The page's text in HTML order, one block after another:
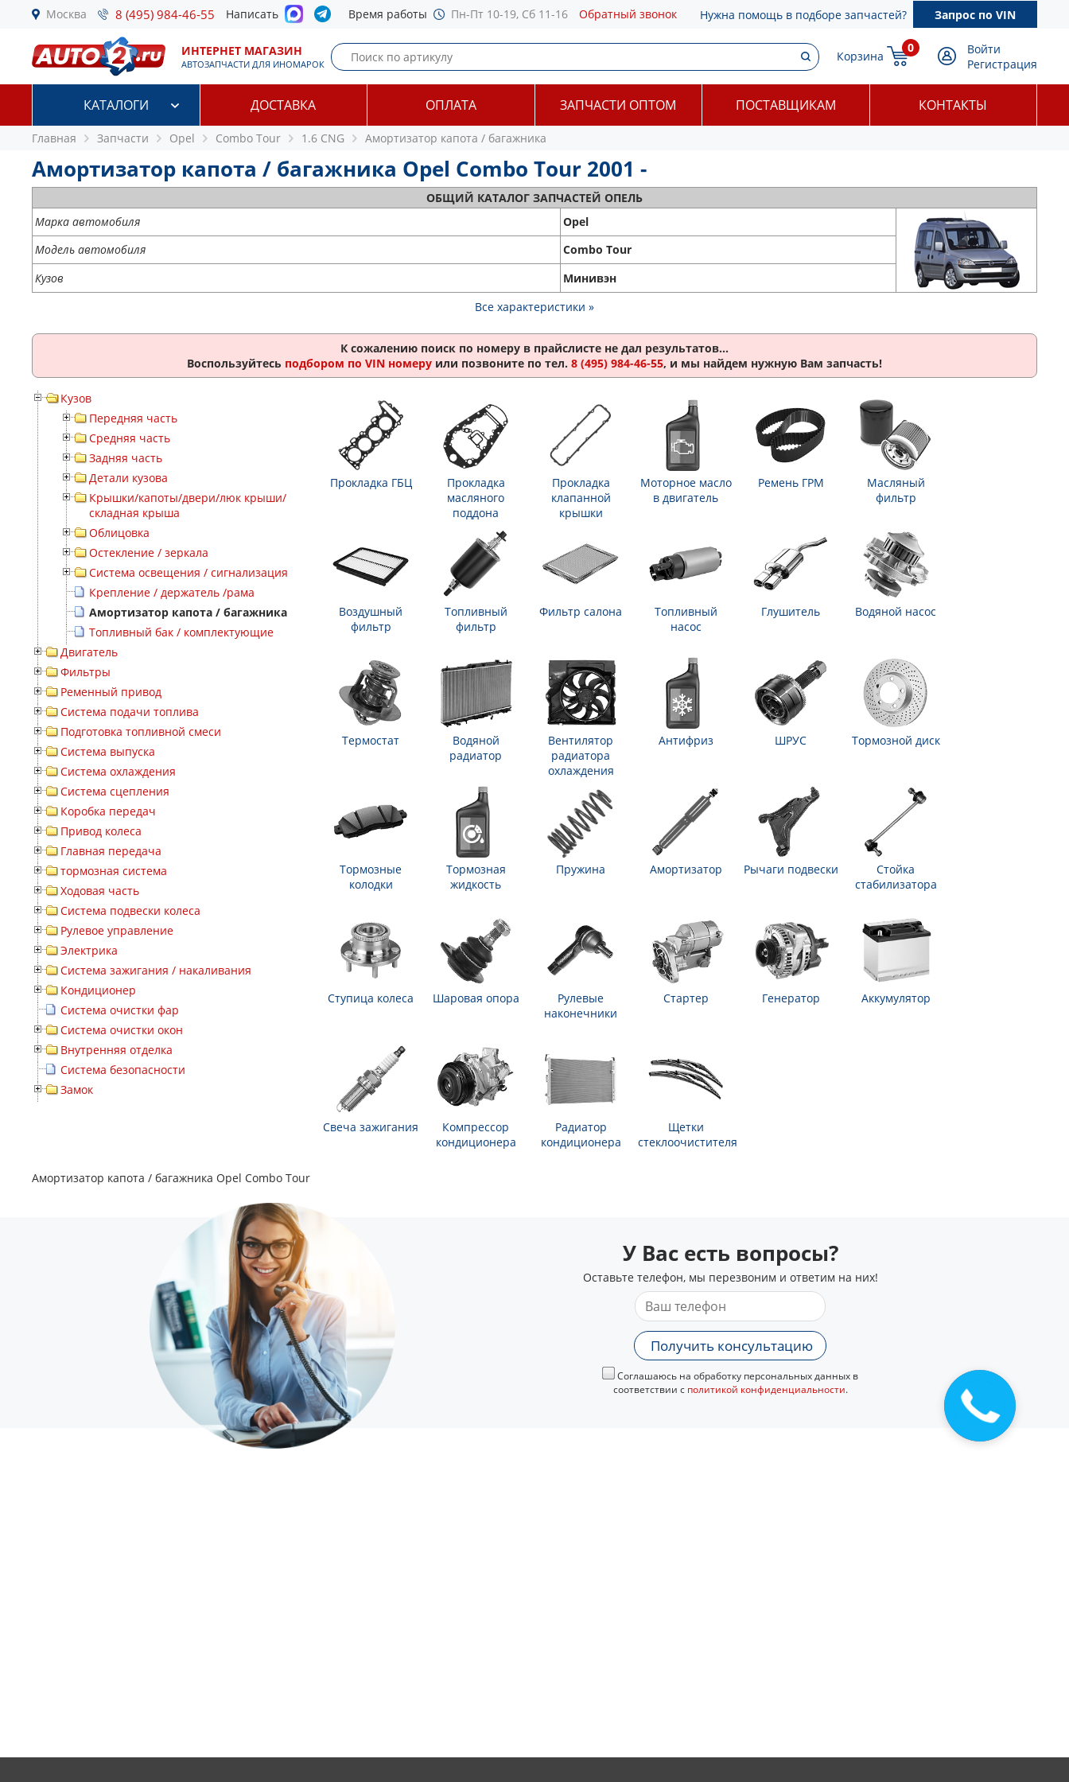
Москва 8 (495) 984-46-55 Написать Время работы Пн-Пт 10-19, Сб 11-16 Обратный звонок Нужна помощь в подборе запчастей? Запрос по VIN
ИНТЕРНЕТ МАГАЗИН
АВТОЗАПЧАСТИ ДЛЯ ИНОМАРОК
Корзина
0
Войти
Регистрация
КАТАЛОГИ ДОСТАВКА ОПЛАТА ЗАПЧАСТИ ОПТОМ ПОСТАВЩИКАМ КОНТАКТЫ
Главная Запчасти Opel Combo Tour 1.6 CNG Амортизатор капота / багажника
Амортизатор капота / багажника Opel Combo Tour 2001 -
ОБЩИЙ КАТАЛОГ ЗАПЧАСТЕЙ ОПЕЛЬ
Марка автомобиля
Opel
Модель автомобиля
Combo Tour
Кузов
Минивэн
Все характеристики »
К сожалению поиск по номеру в прайслисте не дал результатов...
Воспользуйтесь подбором по VIN номеру или позвоните по тел. 8 (495) 984-46-55, и мы найдем нужную Вам запчасть!
Кузов
Передняя часть
Средняя часть
Задняя часть
Детали кузова
Крышки/капоты/двери/люк крыши/
складная крыша
Облицовка
Остекление / зеркала
Система освещения / сигнализация
Крепление / держатель /рама
Амортизатор капота / багажника
Топливный бак / комплектующие
Двигатель
Фильтры
Ременный привод
Система подачи топлива
Подготовка топливной смеси
Система выпуска
Система охлаждения
Система сцепления
Коробка передач
Привод колеса
Главная передача
тормозная система
Ходовая часть
Система подвески колеса
Рулевое управление
Электрика
Система зажигания / накаливания
Кондиционер
Система очистки фар
Система очистки окон
Внутренняя отделка
Система безопасности
Замок
Прокладка ГБЦ
Прокладка
масляного
поддона
Прокладка
клапанной
крышки
Моторное масло
в двигатель
Ремень ГРМ
Масляный
фильтр
Воздушный
фильтр
Топливный
фильтр
Фильтр салона
Топливный
насос
Глушитель Водяной насос
Термостат
Водяной
радиатор
Вентилятор
радиатора
охлаждения
Антифриз ШРУС Тормозной диск
Тормозные
колодки
Тормозная
жидкость
Пружина Амортизатор Рычаги подвески
Стойка
стабилизатора
Ступица колеса Шаровая опора
Рулевые
наконечники
Стартер Генератор Аккумулятор
Свеча зажигания
Компрессор
кондиционера
Радиатор
кондиционера
Щетки
стеклоочистителя
Амортизатор капота / багажника Opel Combo Tour
У Вас есть вопросы?
Оставьте телефон, мы перезвоним и ответим на них!
Получить консультацию
Соглашаюсь на обработку персональных данных в
соответствии с политикой конфиденциальности.
Закажите
звонок